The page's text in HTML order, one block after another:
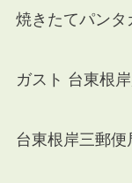
焼きたてパンタ
ガスト 台東根岸
台東根岸三郵便